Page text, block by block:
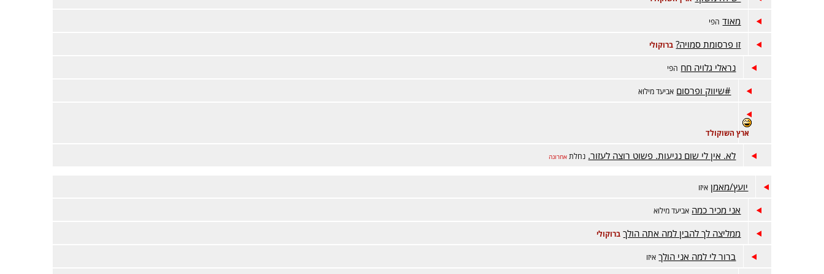
מאוד הפי
זו פרסומת סמויה? ברוקולי
נראלי גלויה חח הפי
#שיווק ופרסום אביעד מילוא
ארץ השוקולד
לא. אין לי שום נגיעות. פשוט רוצה לעזור. נחלת אחרונה
יועץ/מאמן איזו
אני מכיר כמה אביעד מילוא
ממליצה לך להבין למה אתה הולך ברוקולי
ברור לי למה אני הולך איזו